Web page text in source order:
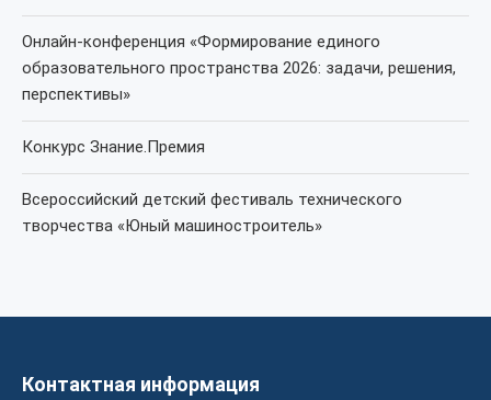
Онлайн-конференция «Формирование единого
образовательного пространства 2026: задачи, решения,
перспективы»
Конкурс Знание.Премия
Всероссийский детский фестиваль технического
творчества «Юный машиностроитель»
Контактная информация